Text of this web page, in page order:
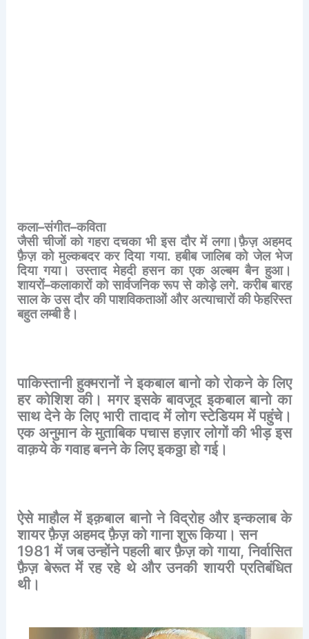
कला–संगीत–कविता
जैसी चीजों को गहरा दचका भी इस दौर में लगा।फ़ैज़ अहमद
फ़ैज़ को मुल्कबदर कर दिया गया.हबीब जालिब को जेल भेज
दिया गया। उस्ताद मेहदी हसन का एक अल्बम बैन हुआ।
शायरों–कलाकारों को सार्वजनिक रूप से कोड़े लगे.करीब बारह
साल के उस दौर की पाशविकताओं और अत्याचारों की फेहरिस्त
बहुतलम्बीहै।
पाकिस्तानी हुक्मरानों ने इकबाल बानो को रोकने के लिए
हर कोशिश की। मगर इसके बावजूद इकबाल बानो का
साथ देने के लिए भारी तादाद में लोग स्टेडियम में पहुंचे।
एक अनुमान के मुताबिक पचास हज़ार लोगों की भीड़ इस
वाक़येकेगवाहबननेकेलिएइकठ्ठाहोगई।
ऐसे माहौल में इक़बाल बानो ने विद्रोह और इन्कलाब के
शायरफ़ैज़अहमदफ़ैज़कोगानाशुरूकिया। सन
1981में जब उन्होंने पहली बार फ़ैज़ को गाया,निर्वासित
फ़ैज़ बेरूत में रह रहे थे और उनकी शायरी प्रतिबंधित
थी।